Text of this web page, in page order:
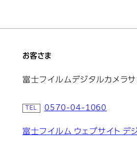
お客さま
富士フイルムデジタルカメラサ
0570-04-1060
富士フイルム ウェブサイト デ